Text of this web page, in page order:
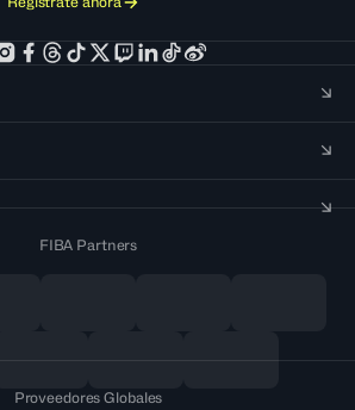
FIBA Partners
Proveedores Globales